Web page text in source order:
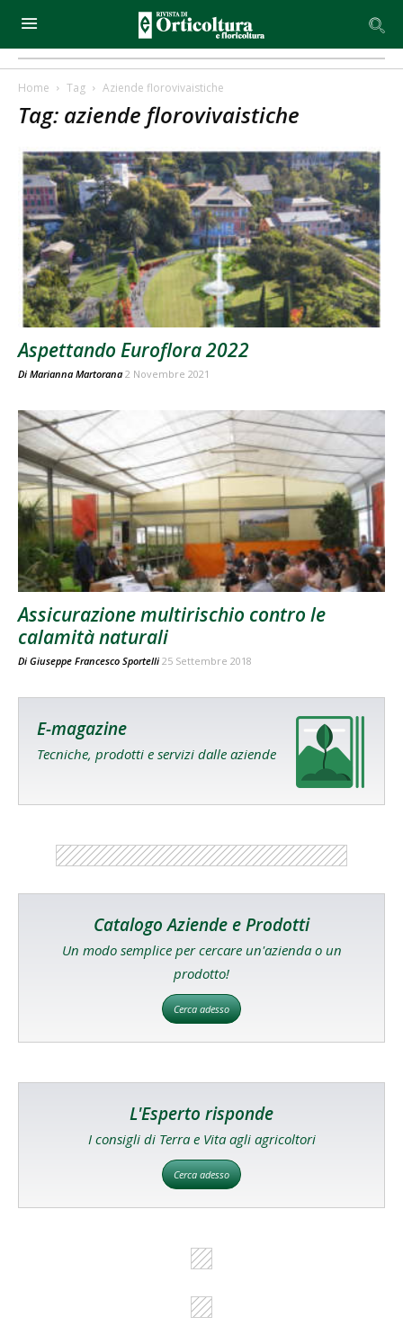
Home Tag Aziende florovivaistiche
Tag: aziende florovivaistiche
Aspettando Euroflora 2022
Di Marianna Martorana 2 Novembre 2021
Assicurazione multirischio contro le
calamità naturali
Di Giuseppe Francesco Sportelli 25 Settembre 2018
E-magazine
Tecniche, prodotti e servizi dalle aziende
Catalogo Aziende e Prodotti
Un modo semplice per cercare un'azienda o un
prodotto!
Cerca adesso
L'Esperto risponde
I consigli di Terra e Vita agli agricoltori
Cerca adesso